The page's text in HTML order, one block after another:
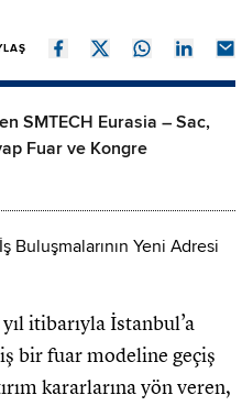
SMTECH Eurasia – Sac,
Fuar ve Kongre
itibarıyla İstanbul’a
bir fuar modeline geçiş
kararlarına yön veren,